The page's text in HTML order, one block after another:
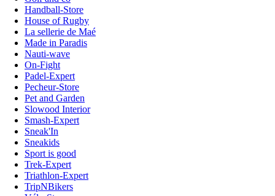
Handball-Store
House of Rugby
La sellerie de Maé
Made in Paradis
Nauti-wave
On-Fight
Padel-Expert
Pecheur-Store
Pet and Garden
Slowood Interior
Smash-Expert
Sneak'In
Sneakids
Sport is good
Trek-Expert
Triathlon-Expert
TripNBikers